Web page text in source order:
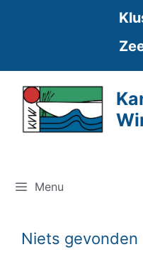
Menu
Niets gevonden